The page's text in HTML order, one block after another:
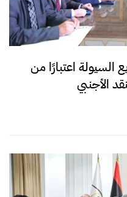
السيولة اعتبارًا من
الأجنبي